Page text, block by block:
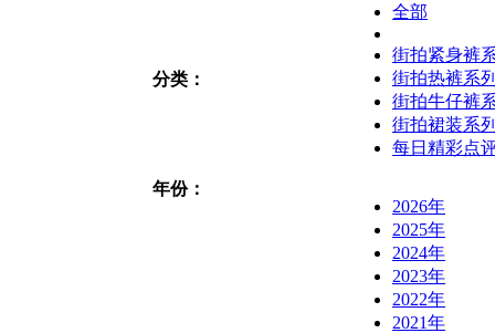
分类：
全部
街拍紧身裤
街拍热裤系
街拍牛仔裤
街拍裙装系
每日精彩点
年份：
2026年
2025年
2024年
2023年
2022年
2021年